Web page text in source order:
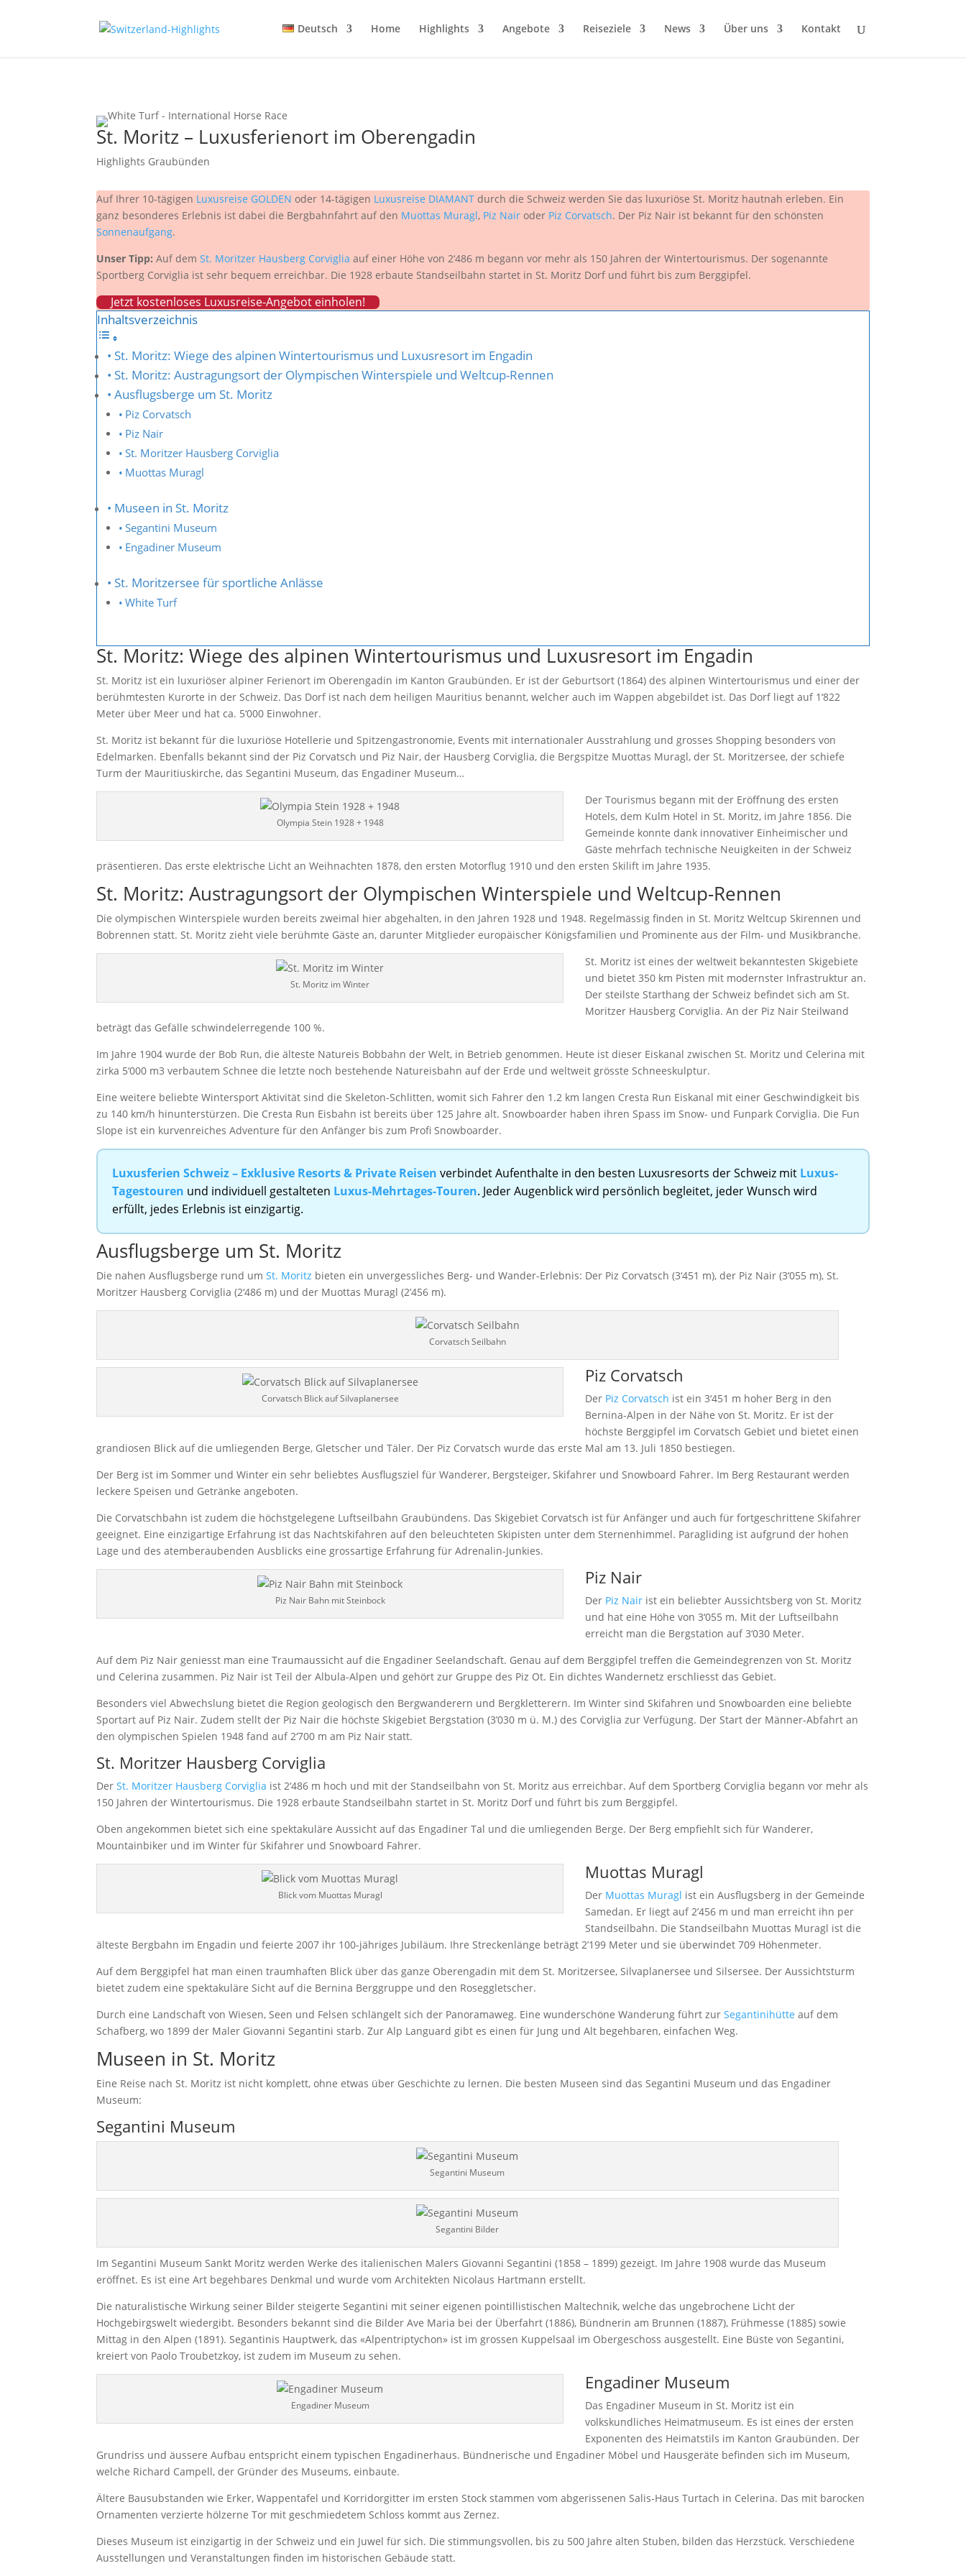
Deutsch Home Highlights Angebote Reiseziele News Über uns Kontakt
St. Moritz – Luxusferienort im Oberengadin
Highlights Graubünden
Auf Ihrer 10-tägigen Luxusreise GOLDEN oder 14-tägigen Luxusreise DIAMANT durch die Schweiz werden Sie das luxuriöse St. Moritz hautnah erleben. Ein
ganz besonderes Erlebnis ist dabei die Bergbahnfahrt auf den Muottas Muragl, Piz Nair oder Piz Corvatsch. Der Piz Nair ist bekannt für den schönsten
Sonnenaufgang.
Unser Tipp: Auf demSt. Moritzer Hausberg Corviglia auf einer Höhe von 2‘486 m begann vor mehr als 150 Jahren der Wintertourismus. Der sogenannte
Sportberg Corviglia ist sehr bequem erreichbar. Die 1928 erbaute Standseilbahn startet in St. Moritz Dorf und führt bis zum Berggipfel.
Jetzt kostenloses Luxusreise-Angebot einholen!
Inhaltsverzeichnis
St. Moritz: Wiege des alpinen Wintertourismus und Luxusresort im Engadin
St. Moritz: Austragungsort der Olympischen Winterspiele und Weltcup-Rennen
Ausflugsberge um St. Moritz
Piz Corvatsch
Piz Nair
St. Moritzer Hausberg Corviglia
Muottas Muragl
Museen in St. Moritz
Segantini Museum
Engadiner Museum
St. Moritzersee für sportliche Anlässe
White Turf
St. Moritz: Wiege des alpinen Wintertourismus und Luxusresort im Engadin
St. Moritz ist ein luxuriöser alpiner Ferienort im Oberengadin im Kanton Graubünden. Er ist der Geburtsort (1864) des alpinen Wintertourismus und einer der
berühmtesten Kurorte in der Schweiz. Das Dorf ist nach dem heiligen Mauritius benannt, welcher auch im Wappen abgebildet ist. Das Dorf liegt auf 1‘822
Meter über Meer und hat ca. 5‘000 Einwohner.
St. Moritz ist bekannt für die luxuriöse Hotellerie und Spitzengastronomie, Events mit internationaler Ausstrahlung und grosses Shopping besonders von
Edelmarken. Ebenfalls bekannt sind der Piz Corvatsch und Piz Nair, der Hausberg Corviglia, die Bergspitze Muottas Muragl, der St. Moritzersee, der schiefe
Turm der Mauritiuskirche, das Segantini Museum, das Engadiner Museum…
Olympia Stein 1928 + 1948
Der Tourismus begann mit der Eröffnung des ersten
Hotels, dem Kulm Hotel in St. Moritz, im Jahre 1856. Die
Gemeinde konnte dank innovativer Einheimischer und
Gäste mehrfach technische Neuigkeiten in der Schweiz
präsentieren. Das erste elektrische Licht an Weihnachten 1878, den ersten Motorflug 1910 und den ersten Skilift im Jahre 1935.
St. Moritz: Austragungsort der Olympischen Winterspiele und Weltcup-Rennen
Die olympischen Winterspiele wurden bereits zweimal hier abgehalten, in den Jahren 1928 und 1948. Regelmässig finden in St. Moritz Weltcup Skirennen und
Bobrennen statt. St. Moritz zieht viele berühmte Gäste an, darunter Mitglieder europäischer Königsfamilien und Prominente aus der Film- und Musikbranche.
St. Moritz im Winter
St. Moritz ist eines der weltweit bekanntesten Skigebiete
und bietet 350 km Pisten mit modernster Infrastruktur an.
Der steilste Starthang der Schweiz befindet sich am St.
Moritzer Hausberg Corviglia. An der Piz Nair Steilwand
beträgt das Gefälle schwindelerregende 100 %.
Im Jahre 1904 wurde der Bob Run, die älteste Natureis Bobbahn der Welt, in Betrieb genommen. Heute ist dieser Eiskanal zwischen St. Moritz und Celerina mit
zirka 5‘000 m3 verbautem Schnee die letzte noch bestehende Natureisbahn auf der Erde und weltweit grösste Schneeskulptur.
Eine weitere beliebte Wintersport Aktivität sind die Skeleton-Schlitten, womit sich Fahrer den 1.2 km langen Cresta Run Eiskanal mit einer Geschwindigkeit bis
zu 140 km/h hinunterstürzen. Die Cresta Run Eisbahn ist bereits über 125 Jahre alt. Snowboarder haben ihren Spass im Snow- und Funpark Corviglia. Die Fun
Slope ist ein kurvenreiches Adventure für den Anfänger bis zum Profi Snowboarder.
Luxusferien Schweiz – Exklusive Resorts & Private Reisen verbindet Aufenthalte in den besten Luxusresorts der Schweiz mit Luxus-
Tagestouren und individuell gestalteten Luxus-Mehrtages-Touren. Jeder Augenblick wird persönlich begleitet, jeder Wunsch wird
erfüllt, jedes Erlebnis ist einzigartig.
Ausflugsberge um St. Moritz
Die nahen Ausflugsberge rund umSt. Moritz bieten ein unvergessliches Berg- und Wander-Erlebnis: Der Piz Corvatsch (3‘451 m), der Piz Nair (3‘055 m), St.
Moritzer Hausberg Corviglia (2‘486 m) und der Muottas Muragl (2’456 m).
Corvatsch Seilbahn
Corvatsch Blick auf Silvaplanersee
Piz Corvatsch
Der Piz Corvatsch ist ein 3‘451 m hoher Berg in den
Bernina-Alpen in der Nähe von St. Moritz. Er ist der
höchste Berggipfel im Corvatsch Gebiet und bietet einen
grandiosen Blick auf die umliegenden Berge, Gletscher und Täler. Der Piz Corvatsch wurde das erste Mal am 13. Juli 1850 bestiegen.
Der Berg ist im Sommer und Winter ein sehr beliebtes Ausflugsziel für Wanderer, Bergsteiger, Skifahrer und Snowboard Fahrer. Im Berg Restaurant werden
leckere Speisen und Getränke angeboten.
Die Corvatschbahn ist zudem die höchstgelegene Luftseilbahn Graubündens. Das Skigebiet Corvatsch ist für Anfänger und auch für fortgeschrittene Skifahrer
geeignet. Eine einzigartige Erfahrung ist das Nachtskifahren auf den beleuchteten Skipisten unter dem Sternenhimmel. Paragliding ist aufgrund der hohen
Lage und des atemberaubenden Ausblicks eine grossartige Erfahrung für Adrenalin-Junkies.
Piz Nair Bahn mit Steinbock
Piz Nair
Der Piz Nair ist ein beliebter Aussichtsberg von St. Moritz
und hat eine Höhe von 3‘055 m. Mit der Luftseilbahn
erreicht man die Bergstation auf 3‘030 Meter.
Auf dem Piz Nair geniesst man eine Traumaussicht auf die Engadiner Seelandschaft. Genau auf dem Berggipfel treffen die Gemeindegrenzen von St. Moritz
und Celerina zusammen. Piz Nair ist Teil der Albula-Alpen und gehört zur Gruppe des Piz Ot. Ein dichtes Wandernetz erschliesst das Gebiet.
Besonders viel Abwechslung bietet die Region geologisch den Bergwanderern und Bergkletterern. Im Winter sind Skifahren und Snowboarden eine beliebte
Sportart auf Piz Nair. Zudem stellt der Piz Nair die höchste Skigebiet Bergstation (3’030 m ü. M.) des Corviglia zur Verfügung. Der Start der Männer-Abfahrt an
den olympischen Spielen 1948 fand auf 2‘700 m am Piz Nair statt.
St. Moritzer Hausberg Corviglia
DerSt. Moritzer Hausberg Corviglia ist 2‘486 m hoch und mit der Standseilbahn von St. Moritz aus erreichbar. Auf dem Sportberg Corviglia begann vor mehr als
150 Jahren der Wintertourismus. Die 1928 erbaute Standseilbahn startet in St. Moritz Dorf und führt bis zum Berggipfel.
Oben angekommen bietet sich eine spektakuläre Aussicht auf das Engadiner Tal und die umliegenden Berge. Der Berg empfiehlt sich für Wanderer,
Mountainbiker und im Winter für Skifahrer und Snowboard Fahrer.
Blick vom Muottas Muragl
Muottas Muragl
Der Muottas Muragl ist ein Ausflugsberg in der Gemeinde
Samedan. Er liegt auf 2’456 m und man erreicht ihn per
Standseilbahn. Die Standseilbahn Muottas Muragl ist die
älteste Bergbahn im Engadin und feierte 2007 ihr 100-jähriges Jubiläum. Ihre Streckenlänge beträgt 2’199 Meter und sie überwindet 709 Höhenmeter.
Auf dem Berggipfel hat man einen traumhaften Blick über das ganze Oberengadin mit dem St. Moritzersee, Silvaplanersee und Silsersee. Der Aussichtsturm
bietet zudem eine spektakuläre Sicht auf die Bernina Berggruppe und den Roseggletscher.
Durch eine Landschaft von Wiesen, Seen und Felsen schlängelt sich der Panoramaweg. Eine wunderschöne Wanderung führt zurSegantinihütte auf dem
Schafberg, wo 1899 der Maler Giovanni Segantini starb. Zur Alp Languard gibt es einen für Jung und Alt begehbaren, einfachen Weg.
Museen in St. Moritz
Eine Reise nach St. Moritz ist nicht komplett, ohne etwas über Geschichte zu lernen. Die besten Museen sind das Segantini Museum und das Engadiner
Museum:
Segantini Museum
Segantini Museum
Segantini Bilder
Im Segantini Museum Sankt Moritz werden Werke des italienischen Malers Giovanni Segantini (1858 – 1899) gezeigt. Im Jahre 1908 wurde das Museum
eröffnet. Es ist eine Art begehbares Denkmal und wurde vom Architekten Nicolaus Hartmann erstellt.
Die naturalistische Wirkung seiner Bilder steigerte Segantini mit seiner eigenen pointillistischen Maltechnik, welche das ungebrochene Licht der
Hochgebirgswelt wiedergibt. Besonders bekannt sind die Bilder Ave Maria bei der Überfahrt (1886), Bündnerin am Brunnen (1887), Frühmesse (1885) sowie
Mittag in den Alpen (1891). Segantinis Hauptwerk, das «Alpentriptychon» ist im grossen Kuppelsaal im Obergeschoss ausgestellt. Eine Büste von Segantini,
kreiert von Paolo Troubetzkoy, ist zudem im Museum zu sehen.
Engadiner Museum
Engadiner Museum
Das Engadiner Museum in St. Moritz ist ein
volkskundliches Heimatmuseum. Es ist eines der ersten
Exponenten des Heimatstils im Kanton Graubünden. Der
Grundriss und äussere Aufbau entspricht einem typischen Engadinerhaus. Bündnerische und Engadiner Möbel und Hausgeräte befinden sich im Museum,
welche Richard Campell, der Gründer des Museums, einbaute.
Ältere Bausubstanden wie Erker, Wappentafel und Korridorgitter im ersten Stock stammen vom abgerissenen Salis-Haus Turtach in Celerina. Das mit barocken
Ornamenten verzierte hölzerne Tor mit geschmiedetem Schloss kommt aus Zernez.
Dieses Museum ist einzigartig in der Schweiz und ein Juwel für sich. Die stimmungsvollen, bis zu 500 Jahre alten Stuben, bilden das Herzstück. Verschiedene
Ausstellungen und Veranstaltungen finden im historischen Gebäude statt.